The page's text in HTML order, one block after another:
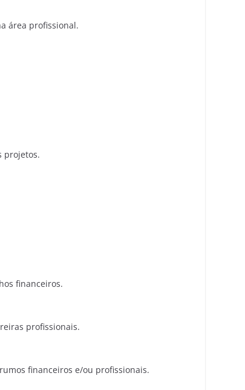
área profissional.
projetos.
financeiros.
profissionais.
financeiros e/ou profissionais.